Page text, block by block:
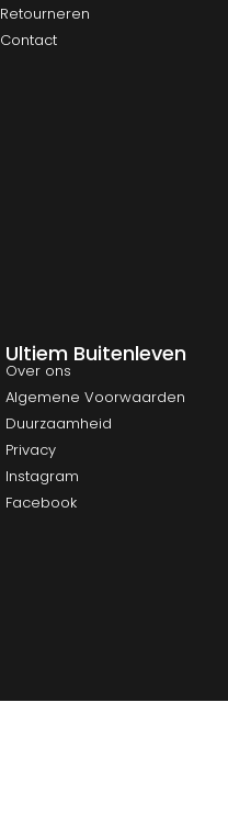
Retourneren
Contact
Ultiem Buitenleven
Over ons
Algemene Voorwaarden
Duurzaamheid
Privacy
Instagram
Facebook